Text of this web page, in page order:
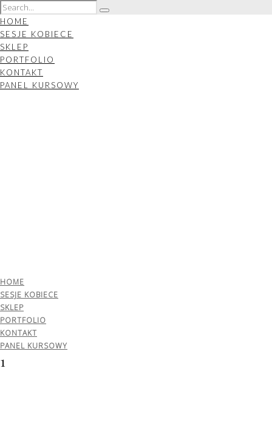
HOME
SESJE KOBIECE
SKLEP
PORTFOLIO
KONTAKT
PANEL KURSOWY
HOME
SESJE KOBIECE
SKLEP
PORTFOLIO
KONTAKT
PANEL KURSOWY
1